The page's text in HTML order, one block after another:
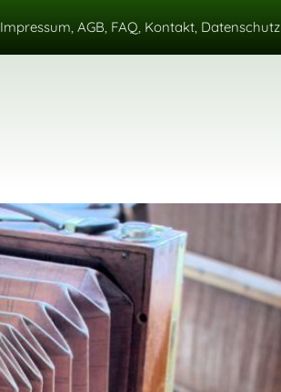
Impressum, AGB, FAQ, Kontakt, Datenschutz